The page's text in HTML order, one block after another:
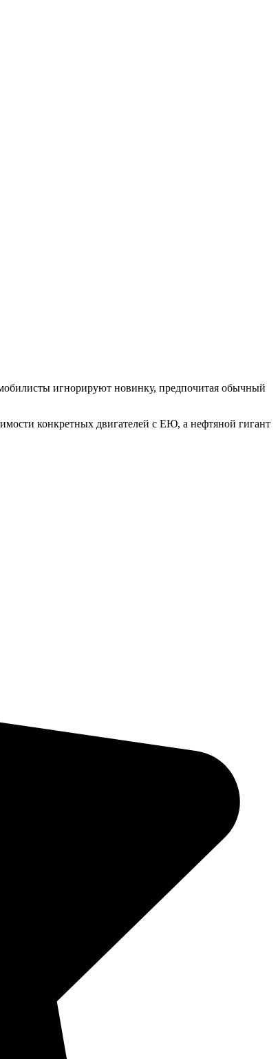
игнорируют новинку, предпочитая обычный
конкретных двигателей с ЕЮ, а нефтяной гигант